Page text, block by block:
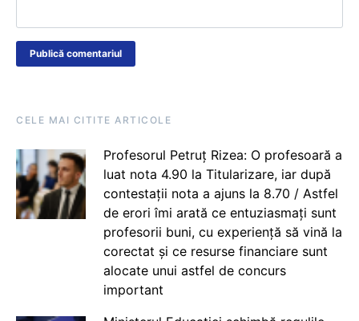
CELE MAI CITITE ARTICOLE
Profesorul Petruț Rizea: O profesoară a
luat nota 4.90 la Titularizare, iar după
contestații nota a ajuns la 8.70 / Astfel
de erori îmi arată ce entuziasmați sunt
profesorii buni, cu experiență să vină la
corectat și ce resurse financiare sunt
alocate unui astfel de concurs
important